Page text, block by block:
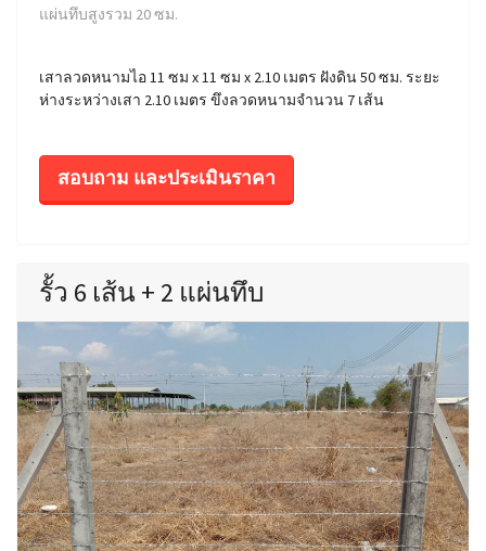
แผ่นทึบสูงรวม 20 ซม.
เสาลวดหนามไอ 11 ซม x 11 ซม x 2.10 เมตร ฝังดิน 50 ซม. ระยะ
ห่างระหว่างเสา 2.10 เมตร ขึงลวดหนามจำนวน 7 เส้น
สอบถาม และประเมินราคา
รั้ว 6 เส้น + 2 แผ่นทึบ